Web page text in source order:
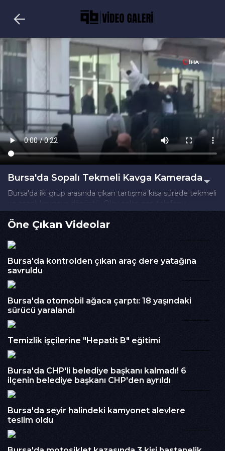
Bursa'da Sopalı Tekmeli Kavga Kamerada
Bursa'da iki grup arasında çıkan tartışma kısa sürede tekmeli
ve sopalı kavgaya dönüştü. Olay anları cep telefonu
kamerasına yansıdı.
İzlenme : 294
Kategori :
Embed Kodu :
Öne Çıkan Videolar
Bursa'da kontrolden çıkan araç dere yatağına
savruldu
Bursa'da otomobil ağaca çarptı: 18 yaşındaki
sürücü yaralandı
Temizlik işçilerine "Hepatit B" eğitimi
Bursa'da CHP'li belediye başkanı kalmadı! 6
ilçenin belediye başkanı CHP'den ayrıldı
Bursa'da seyir halindeki kamyonet alevlere
teslim oldu